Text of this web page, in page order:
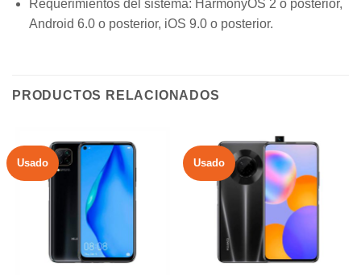
Requerimientos del sistema: HarmonyOS 2 o posterior,
Android 6.0 o posterior, iOS 9.0 o posterior.
PRODUCTOS RELACIONADOS
Usado Usado